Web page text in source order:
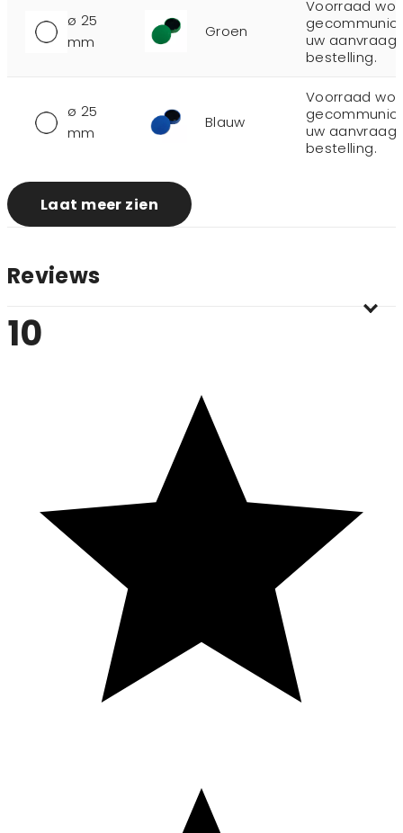
ø 25
mm
Groen
Voorraad
uw aanvraag
bestelling.
ø 25
mm
Blauw
Voorraad
uw aanvraag
bestelling.
Laat meer zien
Reviews
10